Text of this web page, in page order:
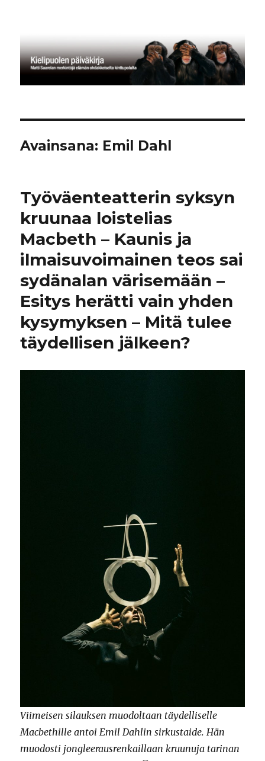
Avainsana: Emil Dahl
Työväenteatterin syksyn
kruunaa loistelias
Macbeth – Kaunis ja
ilmaisuvoimainen teos sai
sydänalan värisemään –
Esitys herätti vain yhden
kysymyksen – Mitä tulee
täydellisen jälkeen?
Viimeisen silauksen muodoltaan täydelliselle
Macbethille antoi Emil Dahlin sirkustaide. Hän
muodosti jongleerausrenkaillaan kruunuja tarinan